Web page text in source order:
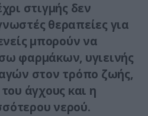
στιγμής δεν
θεραπείες για
μπορούν να
φαρμάκων, υγιεινής
στον τρόπο ζωής,
άγχους και η
νερού.